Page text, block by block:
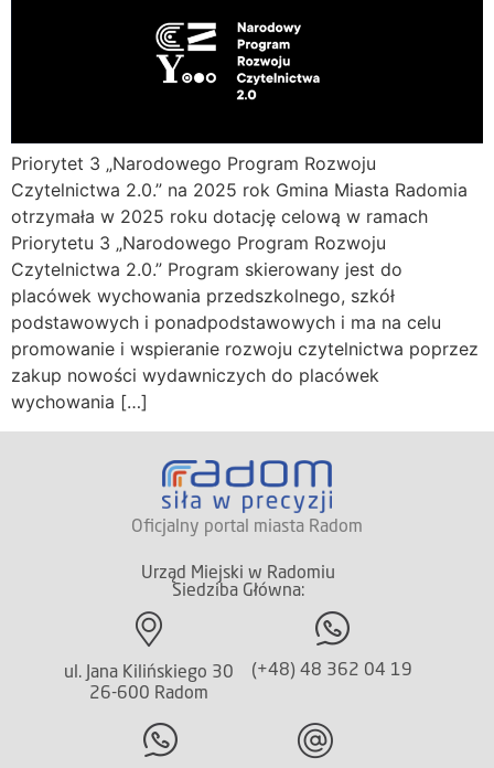
Priorytet 3 „Narodowego Program Rozwoju
Czytelnictwa 2.0.” na 2025 rok Gmina Miasta Radomia
otrzymała w 2025 roku dotację celową w ramach
Priorytetu 3 „Narodowego Program Rozwoju
Czytelnictwa 2.0.” Program skierowany jest do
placówek wychowania przedszkolnego, szkół
podstawowych i ponadpodstawowych i ma na celu
promowanie i wspieranie rozwoju czytelnictwa poprzez
zakup nowości wydawniczych do placówek
wychowania […]
Oficjalny portal miasta Radom
Urząd Miejski w Radomiu
Siedziba Główna:
ul. Jana Kilińskiego 30
26-600 Radom
(+48) 48 362 04 19